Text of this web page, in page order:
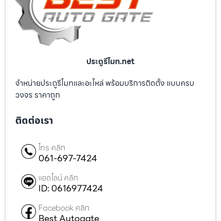
ประตูรีโมท.net
จำหน่ายประตูรีโมทและอะไหล่ พร้อมบริการติดตั้ง แบบครบ
วงจร ราคาถูก
ติดต่อเรา
โทร คลิก
061-697-7424
แอดไลน์ คลิก
ID: 0616977424
Facebook คลิก